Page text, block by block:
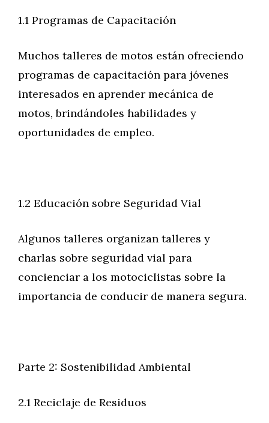
1.1 Programas de Capacitación
Muchos talleres de motos están ofreciendo
programas de capacitación para jóvenes
interesados en aprender mecánica de
motos, brindándoles habilidades y
oportunidades de empleo.
1.2 Educación sobre Seguridad Vial
Algunos talleres organizan talleres y
charlas sobre seguridad vial para
concienciar a los motociclistas sobre la
importancia de conducir de manera segura.
Parte 2: Sostenibilidad Ambiental
2.1 Reciclaje de Residuos